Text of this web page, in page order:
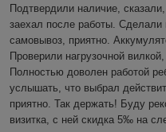
Подтвердили наличие,
заехал после работы.
самовывоз, приятно.
Проверили нагрузочной
Полностью доволен работой
услышать, что выбрал
приятно. Так держать! Буду
визитка, с ней скидка 5‰ на